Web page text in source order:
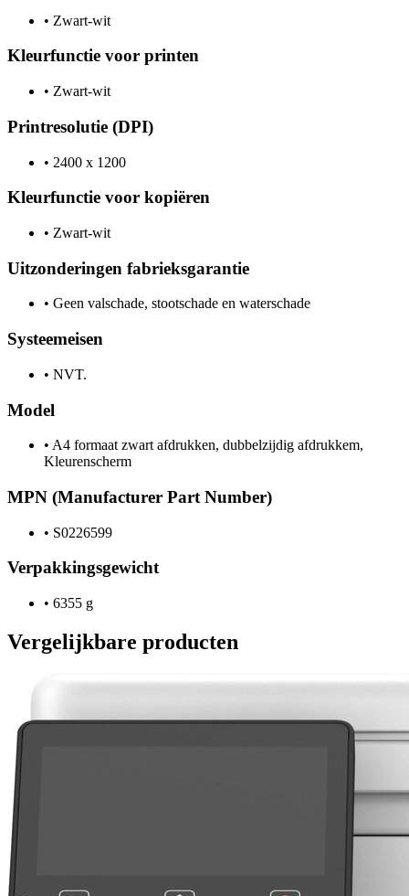
• Zwart-wit
Kleurfunctie voor printen
• Zwart-wit
Printresolutie (DPI)
• 2400 x 1200
Kleurfunctie voor kopiëren
• Zwart-wit
Uitzonderingen fabrieksgarantie
• Geen valschade, stootschade en waterschade
Systeemeisen
• NVT.
Model
• A4 formaat zwart afdrukken, dubbelzijdig afdrukkem,
Kleurenscherm
MPN (Manufacturer Part Number)
• S0226599
Verpakkingsgewicht
• 6355 g
Vergelijkbare producten